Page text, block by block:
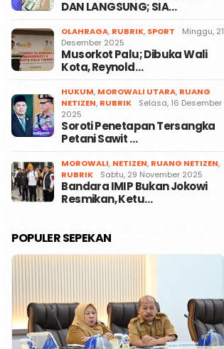
DAN LANGSUNG; SIA…
OLAHRAGA, RUBRIK, SPORT
Minggu, 21
Desember 2025
Musorkot Palu; Dibuka Wali
Kota, Reynold…
HUKUM, MOROWALI UTARA, RUANG
NETIZEN, RUBRIK
Selasa, 16 Desember
2025
Soroti Penetapan Tersangka
Petani Sawit …
MOROWALI, NETIZEN, RUANG NETIZEN,
RUBRIK
Sabtu, 29 November 2025
Bandara IMIP Bukan Jokowi
Resmikan, Ketu…
POPULER SEPEKAN